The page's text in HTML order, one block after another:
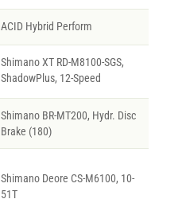
ACID Hybrid Perform
Shimano XT RD-M8100-SGS,
ShadowPlus, 12-Speed
Shimano BR-MT200, Hydr. Disc
Brake (180)
Shimano Deore CS-M6100, 10-
51T